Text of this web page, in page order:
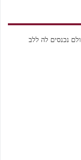
נכנסים לה ללב